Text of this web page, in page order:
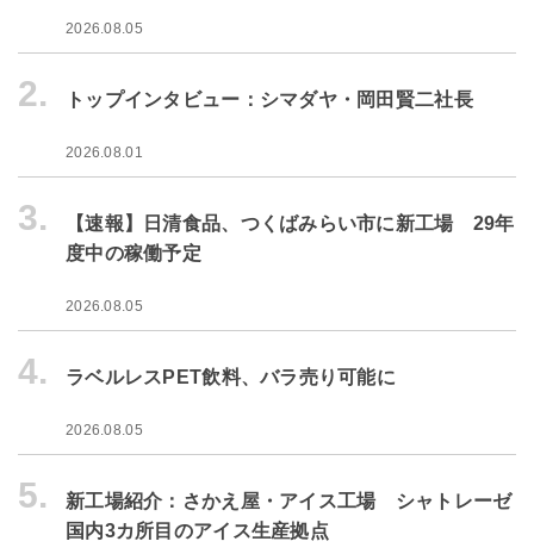
2026.08.05
2. トップインタビュー：シマダヤ・岡田賢二社長
2026.08.01
3.
【速報】日清食品、つくばみらい市に新工場 29年
度中の稼働予定
2026.08.05
4. ラベルレスPET飲料、バラ売り可能に
2026.08.05
5.
新工場紹介：さかえ屋・アイス工場 シャトレーゼ
国内3カ所目のアイス生産拠点